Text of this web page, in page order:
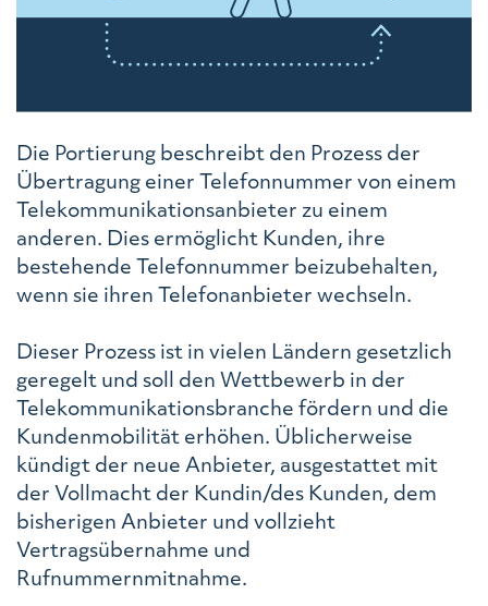
Die Portierung beschreibt den Prozess der
Übertragung einer Telefonnummer von einem
Telekommunikationsanbieter zu einem
anderen. Dies ermöglicht Kunden, ihre
bestehende Telefonnummer beizubehalten,
wenn sie ihren Telefonanbieter wechseln.
Dieser Prozess ist in vielen Ländern gesetzlich
geregelt und soll den Wettbewerb in der
Telekommunikationsbranche fördern und die
Kundenmobilität erhöhen. Üblicherweise
kündigt der neue Anbieter, ausgestattet mit
der Vollmacht der Kundin/des Kunden, dem
bisherigen Anbieter und vollzieht
Vertragsübernahme und
Rufnummernmitnahme.